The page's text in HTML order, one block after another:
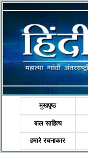
मुखपृष्ठ
बाल साहित्य
हमारे रचनाकार